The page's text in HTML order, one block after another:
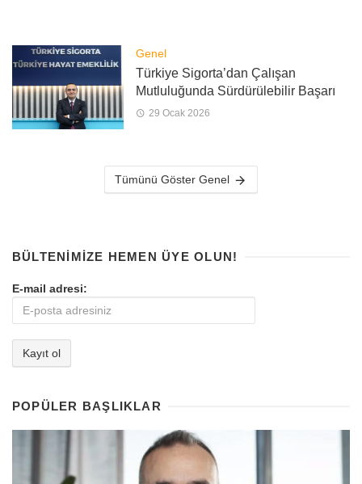
Genel
Türkiye Sigorta’dan Çalışan
Mutluluğunda Sürdürülebilir Başarı
29 Ocak 2026
Tümünü Göster Genel
BÜLTENIMIZE HEMEN ÜYE OLUN!
E-mail adresi:
POPÜLER BAŞLIKLAR